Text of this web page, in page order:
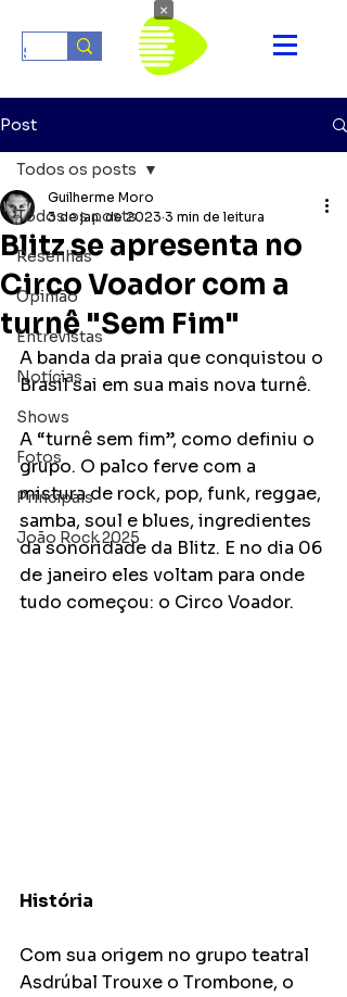
Post
Todos os posts
Resenhas
Opinião
Entrevistas
Notícias
Shows
Fotos
Principais
João Rock 2025
Todos os posts
Blitz se apresenta no
Circo Voador com a
turnê "Sem Fim"
Guilherme Moro
3 de jan. de 2023 3 min de leitura
A banda da praia que conquistou o
Brasil sai em sua mais nova turnê.
A “turnê sem fim”, como definiu o
grupo. O palco ferve com a
mistura de rock, pop, funk, reggae,
samba, soul e blues, ingredientes
da sonoridade da Blitz. E no dia 06
de janeiro eles voltam para onde
tudo começou: o Circo Voador.
História
Com sua origem no grupo teatral
Asdrúbal Trouxe o Trombone, o
×